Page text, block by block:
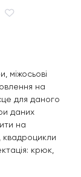
міжосьові
на
для даного
даних
на
квадроцикли
крюк,